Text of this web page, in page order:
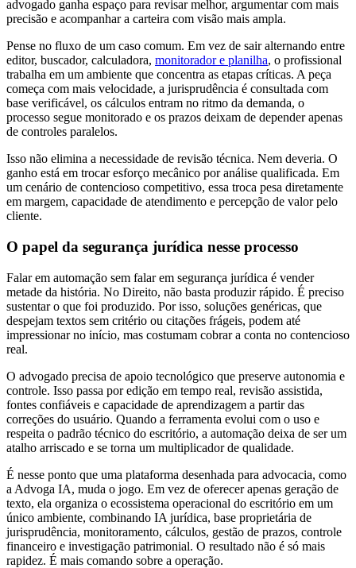
advogado ganha espaço para revisar melhor, argumentar com mais
precisão e acompanhar a carteira com visão mais ampla.
Pense no fluxo de um caso comum. Em vez de sair alternando entre
editor, buscador, calculadora, monitorador e planilha, o profissional
trabalha em um ambiente que concentra as etapas críticas. A peça
começa com mais velocidade, a jurisprudência é consultada com
base verificável, os cálculos entram no ritmo da demanda, o
processo segue monitorado e os prazos deixam de depender apenas
de controles paralelos.
Isso não elimina a necessidade de revisão técnica. Nem deveria. O
ganho está em trocar esforço mecânico por análise qualificada. Em
um cenário de contencioso competitivo, essa troca pesa diretamente
em margem, capacidade de atendimento e percepção de valor pelo
cliente.
O papel da segurança jurídica nesse processo
Falar em automação sem falar em segurança jurídica é vender
metade da história. No Direito, não basta produzir rápido. É preciso
sustentar o que foi produzido. Por isso, soluções genéricas, que
despejam textos sem critério ou citações frágeis, podem até
impressionar no início, mas costumam cobrar a conta no contencioso
real.
O advogado precisa de apoio tecnológico que preserve autonomia e
controle. Isso passa por edição em tempo real, revisão assistida,
fontes confiáveis e capacidade de aprendizagem a partir das
correções do usuário. Quando a ferramenta evolui com o uso e
respeita o padrão técnico do escritório, a automação deixa de ser um
atalho arriscado e se torna um multiplicador de qualidade.
É nesse ponto que uma plataforma desenhada para advocacia, como
a Advoga IA, muda o jogo. Em vez de oferecer apenas geração de
texto, ela organiza o ecossistema operacional do escritório em um
único ambiente, combinando IA jurídica, base proprietária de
jurisprudência, monitoramento, cálculos, gestão de prazos, controle
financeiro e investigação patrimonial. O resultado não é só mais
rapidez. É mais comando sobre a operação.